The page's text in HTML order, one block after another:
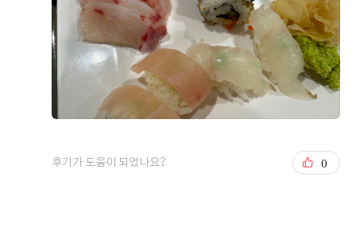
후기가 도움이 되었나요? 0